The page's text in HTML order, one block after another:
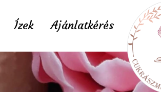
Ízek Ajánlatkérés